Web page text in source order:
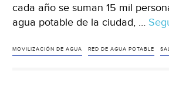
cada año se suman 15 mil
agua potable de la ciudad, …
MOVILIZACIÓN DE AGUA RED DE AGUA POTABLE